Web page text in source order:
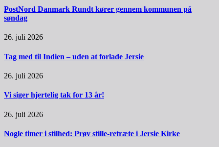
PostNord Danmark Rundt kører gennem kommunen på
søndag
26. juli 2026
Tag med til Indien – uden at forlade Jersie
26. juli 2026
Vi siger hjertelig tak for 13 år!
26. juli 2026
Nogle timer i stilhed: Prøv stille-retræte i Jersie Kirke